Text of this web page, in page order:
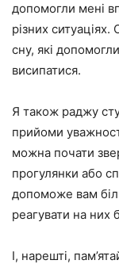
допомогли мені
різних
сну, які
висипатися.
Я також раджу
прийоми
можна почати
прогулянки або
допоможе вам
реагувати на них
І, нарешті,